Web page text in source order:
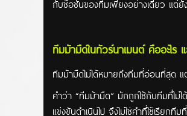
กับชื่อชั้นของทีมเพียงอย่างเดียว แต่
ทีมม้ามืดในทัวร์นาเมนต์ คืออะไร
ทีมม้ามืดไม่ได้หมายถึงทีมที่อ่อนที่สุด
คำว่า “ทีมม้ามืด” มักถูกใช้กับทีมที่ไม่
แข่งขันดำเนินไป จึงไม่ใช่คำที่ใช้เรียก